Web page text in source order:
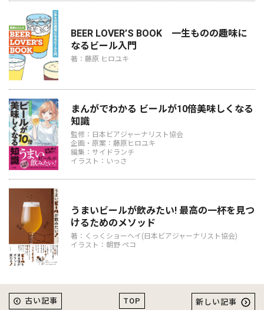
BEER LOVER’S BOOK 一生ものの趣味に
なるビール入門
著：藤原 ヒロユキ
まんがでわかる ビールが10倍美味しくなる
知識
監修：日本ビアジャーナリスト協会
企画・原案：藤原ヒロユキ
編集：サイドランチ
イラスト：いっさ
うまいビールが飲みたい! 最高の一杯を見つ
けるためのメソッド
著：くっくショーヘイ(日本ビアジャーナリスト協会)
イラスト：朝野 ペコ
TOP
古い記事 新しい記事